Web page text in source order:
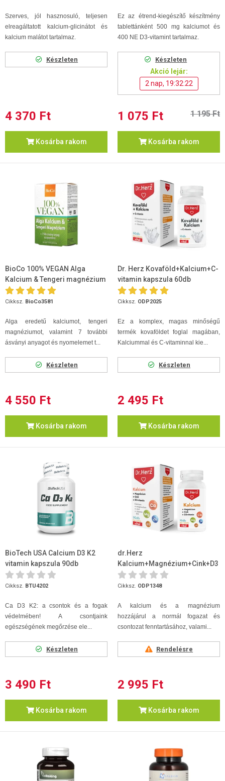
Szerves, jól hasznosuló, teljesen
elreagáltatott kalcium-glicinátot és
kalcium malátot tartalmaz.
Készleten
4 370 Ft
Kosárba rakom
Ez az étrend-kiegészítő készítmény
tablettánként 500 mg kalciumot és
400 NE D3-vitamint tartalmaz.
Készleten
Akció lejár:
2 nap, 19:32:21
1 075 Ft 1 195 Ft
Kosárba rakom
BioCo 100% VEGAN Alga
Kalcium & Tengeri magnézium
60db
Cikksz. BioCo3581
Alga eredetű kalciumot, tengeri
magnéziumot, valamint 7 további
ásványi anyagot és nyomelemet t...
Készleten
4 550 Ft
Kosárba rakom
Dr. Herz Kovaföld+Kalcium+C-
vitamin kapszula 60db
Cikksz. ODP2025
Ez a komplex, magas minőségű
termék kovaföldet foglal magában,
Kalciummal és C-vitaminnal kie...
Készleten
2 495 Ft
Kosárba rakom
BioTech USA Calcium D3 K2
vitamin kapszula 90db
Cikksz. BTU4202
Ca D3 K2: a csontok és a fogak
védelmében! A csontjaink
egészségének megőrzése ele...
Készleten
3 490 Ft
Kosárba rakom
dr.Herz
Kalcium+Magnézium+Cink+D3
90db
Cikksz. ODP1348
A kalcium és a magnézium
hozzájárul a normál fogazat és
csontozat fenntartásához, valami...
Rendelésre
2 995 Ft
Kosárba rakom